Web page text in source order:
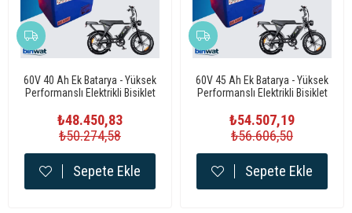
60V 40 Ah Ek Batarya - Yüksek
Performanslı Elektrikli Bisiklet
₺48.450,83
₺50.274,58
Sepete Ekle
60V 45 Ah Ek Batarya - Yüksek
Performanslı Elektrikli Bisiklet
₺54.507,19
₺56.606,50
Sepete Ekle